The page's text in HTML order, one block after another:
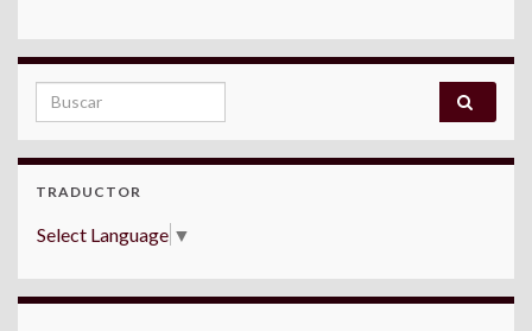
Search for:
TRADUCTOR
Select Language ▼